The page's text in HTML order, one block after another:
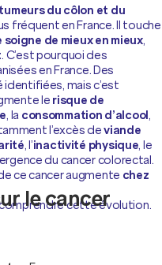
tumeurs du côlon et du
fréquent en France. Il touche
soigne de mieux en mieux,
. C’est pourquoi des
en France. Des
mais c’est
le risque de
, la consommation d’alcool,
l’excès deviande
, l’inactivité physique, le
du cancer colorectal.
ce cancer augmente chez
comprendre cette évolution.
le cancer